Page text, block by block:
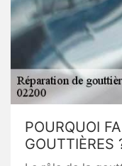
POURQUOI
GOUTTIÈRES